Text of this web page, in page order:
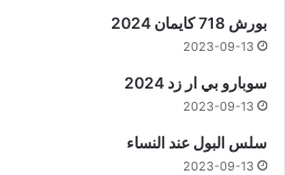
بورش 718 كايمان 2024
2023-09-13
سوبارو بي ار زد 2024
2023-09-13
سلس البول عند النساء
2023-09-13